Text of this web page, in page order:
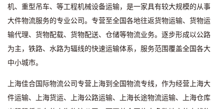
机、重型吊车、等工程机械设备运输，是一家具有较大规模的从事
大件物流服务的专业公司。专营至全国各地往返货物运输、货物运
输代理、货物配载、货物配送、仓储等物流业务。逐步形成以公路
为主，铁路、水路为辐线的快速运输体系，服务范围覆盖全国各大
中小城市。
上海佳合国际物流公司专营上海到全国物流专线，作为经营上海大
件运输、上海货运、上海公路运输、上海长途物流运输、上海仓库